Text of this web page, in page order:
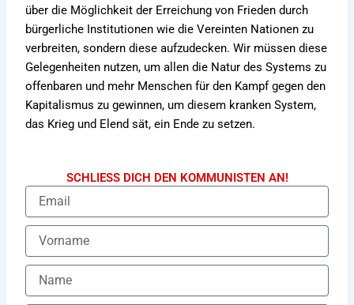
über die Möglichkeit der Erreichung von Frieden durch
bürgerliche Institutionen wie die Vereinten Nationen zu
verbreiten, sondern diese aufzudecken. Wir müssen diese
Gelegenheiten nutzen, um allen die Natur des Systems zu
offenbaren und mehr Menschen für den Kampf gegen den
Kapitalismus zu gewinnen, um diesem kranken System,
das Krieg und Elend sät, ein Ende zu setzen.
SCHLIESS DICH DEN KOMMUNISTEN AN!